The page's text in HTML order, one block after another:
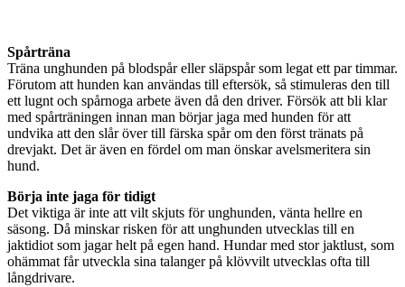
Spårträna
Träna unghunden på blodspår eller släpspår som legat ett par timmar.
Förutom att hunden kan användas till eftersök, så stimuleras den till
ett lugnt och spårnoga arbete även då den driver. Försök att bli klar
med spårträningen innan man börjar jaga med hunden för att
undvika att den slår över till färska spår om den först tränats på
drevjakt. Det är även en fördel om man önskar avelsmeritera sin
hund.
Börja inte jaga för tidigt
Det viktiga är inte att vilt skjuts för unghunden, vänta hellre en
säsong. Då minskar risken för att unghunden utvecklas till en
jaktidiot som jagar helt på egen hand. Hundar med stor jaktlust, som
ohämmat får utveckla sina talanger på klövvilt utvecklas ofta till
långdrivare.